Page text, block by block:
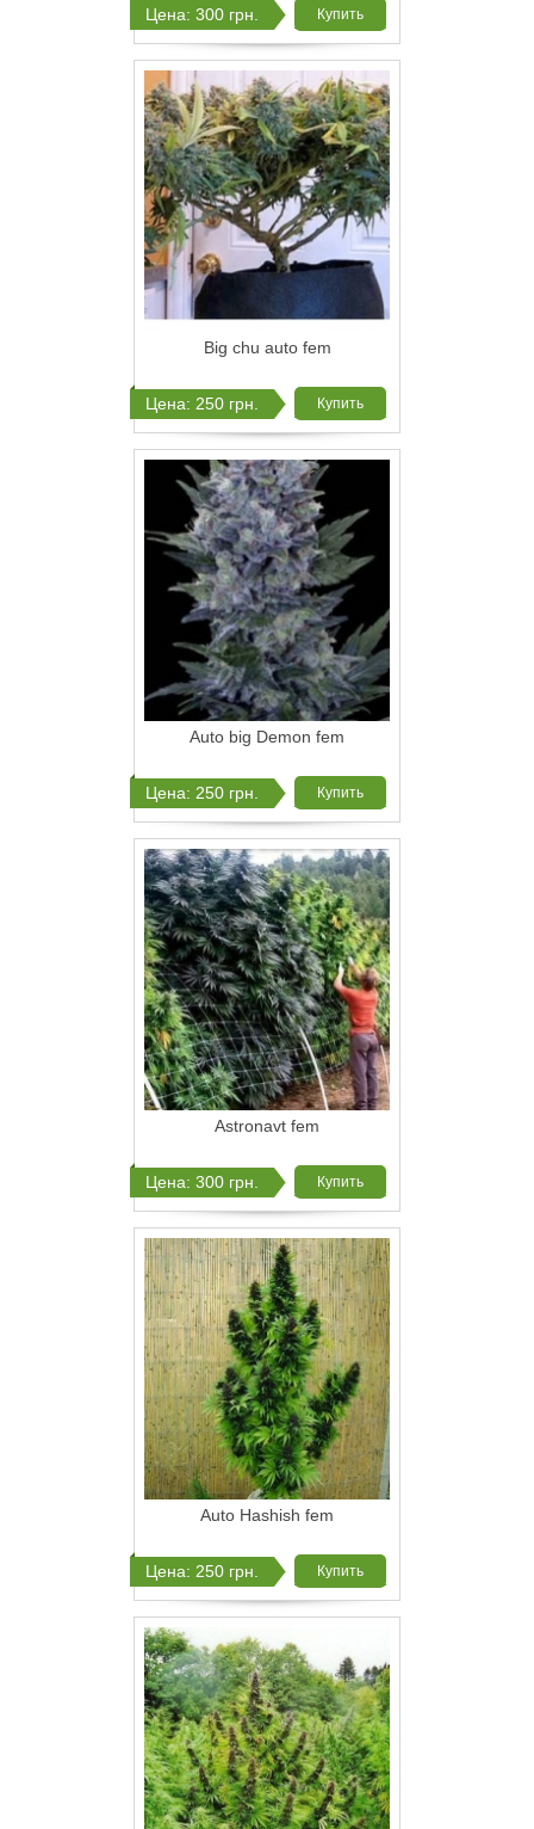
Цена: 300 грн. Купить
Big chu auto fem
Цена: 250 грн. Купить
Auto big Demon fem
Цена: 250 грн. Купить
Astronavt fem
Цена: 300 грн. Купить
Auto Hashish fem
Цена: 250 грн. Купить